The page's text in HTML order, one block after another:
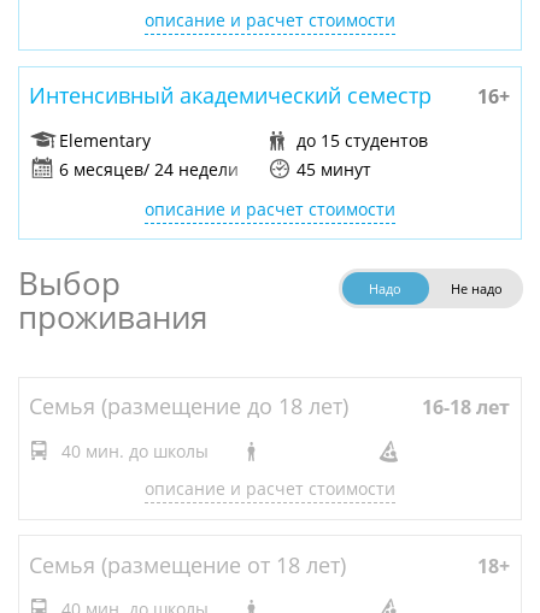
общую гостиную для отдыха;
доступ в Интернет на всей территории школы.
В понедельник новые студенты проходят
тестирование для распределения по группам,
получают вводную информацию о школе и
прогулку по окрестным кварталам со школьным
гидом.
В первый день необходимо принести документы
Каплан, паспорт, визу, ручку и бумагу.
Экскурсии и развлечения
Экскурсионная и развлекательная программа
знакомит студентов с великолепной природой и
достопримечательностями Перта и окрестностей.
Примерный список экскурсий и мероприятий по
выбору:
описание и расчет стоимости
16+
Интенсивный академический семестр
Elementary
до 15 студентов
6 месяцев/ 24 недели
45 минут
описание и расчет стоимости
Выбор
проживания
Надо Не надо
16-18 лет
Семья (размещение до 18 лет)
40 мин. до школы
описание и расчет стоимости
18+
Семья (размещение от 18 лет)